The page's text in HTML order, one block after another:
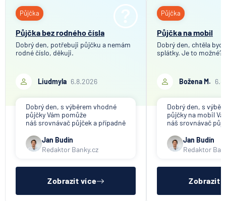
NN Penzijní společnost
NN Životná poisťovňa
Oberbank AG
PPF banka
Raiffeisenbank
Sparkasse Oberlausitz
Stavební spořitelna České spořitelny
SV pojišťovna
Trinity Bank
UniCredit Bank
UNIQA pojišťovna
Půjčka
Půjčka bez rodného čísla
Dobrý den, potřebuji půjčku a nemám
rodné číslo, děkuji.
Liudmyla 6.8.2026
Dobrý den, s výběrem vhodné
půjčky Vám pomůže
náš srovnávač půjček a případně
půjček. Pro získání půjčky je
třeba mít dostatečný příjem,
nebýt ve zkušební ani výpovědní
Jan Budín
Redaktor Banky.cz
Zobrazit více
Půjčka
Půjčka na mobil
Dobrý den, chtěla
splátky. Je to možné?
Božena M.
Dobrý den, s
půjčky na mobil
náš srovnávač
půjček. Pro získání
nákupu na
dostatečný
Jan Budín
Redaktor
Zobrazit